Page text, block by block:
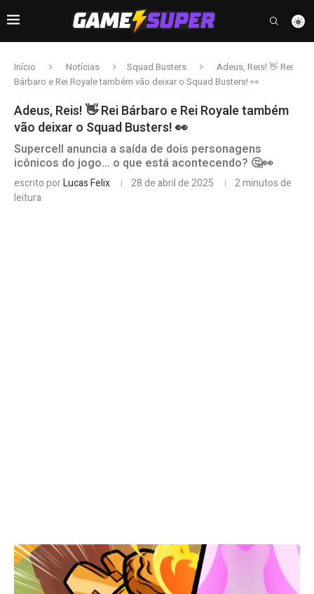
Início Notícias Squad Busters
Adeus, Reis! 👋 Rei
Bárbaro e Rei Royale também vão deixar o Squad Busters! 👀
Adeus, Reis! 👋 Rei Bárbaro e Rei Royale também
vão deixar o Squad Busters! 👀
Supercell anuncia a saída de dois personagens
icônicos do jogo... o que está acontecendo? 🤔👀
escrito porLucas Felix 28 de abril de 2025
2 minutos de
leitura